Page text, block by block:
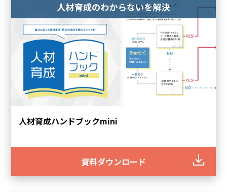
人材育成ハンドブックmini
資料ダウンロード